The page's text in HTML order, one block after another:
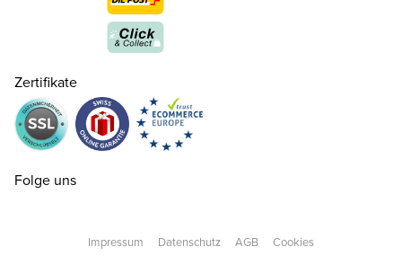
CHF 130.00
40 CHF 130.00
CHF 130.00
Zertifikate
Folge uns
Impressum Datenschutz AGB Cookies